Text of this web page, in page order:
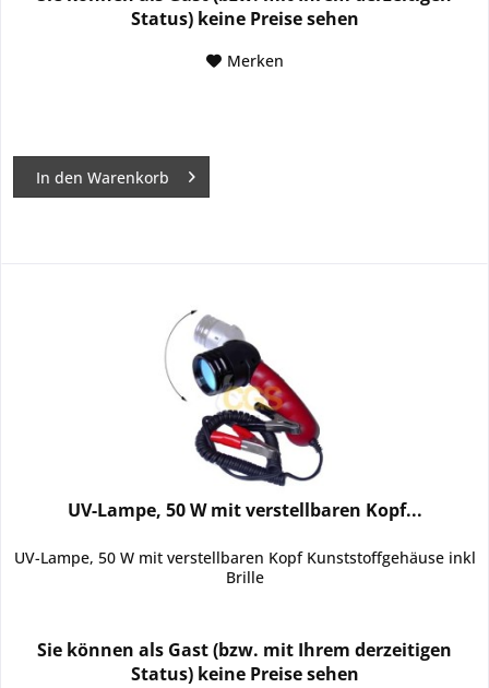
Status) keine Preise sehen
Merken
In den Warenkorb
UV-Lampe, 50 W mit verstellbaren Kopf...
UV-Lampe, 50 W mit verstellbaren Kopf Kunststoffgehäuse inkl
Brille
Sie können als Gast (bzw. mit Ihrem derzeitigen
Status) keine Preise sehen